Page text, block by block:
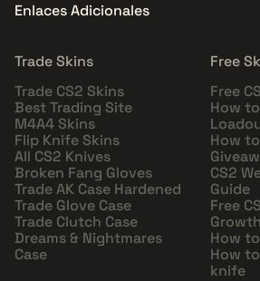
Enlaces Adicionales
Trade Skins
Trade CS2 Skins
Best Trading Site
M4A4 Skins
Flip Knife Skins
All CS2 Knives
Broken Fang Gloves
Trade AK Case Hardened
Trade Glove Case
Trade Clutch Case
Dreams & Nightmares
Case
Free
Free
How
How
CS2
Guide
Free
How
How
knife